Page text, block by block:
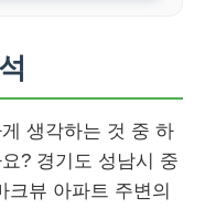
생각하는 것 중 하
? 경기도 성남시 중
크뷰 아파트 주변의